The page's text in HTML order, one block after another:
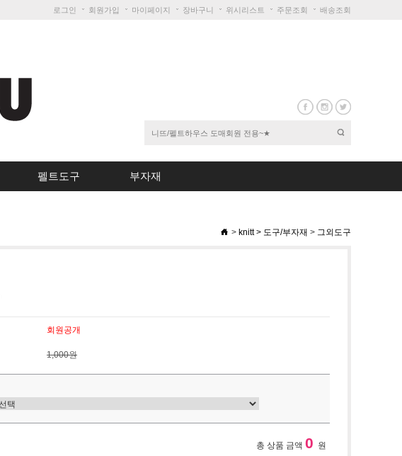
로그인 회원가입 마이페이지 장바구니 위시리스트 주문조회 배송조회
펠트도구 부자재
> knitt> 도구/부자재 > 그외도구
회원공개
1,000원
총 상품 금액 0 원